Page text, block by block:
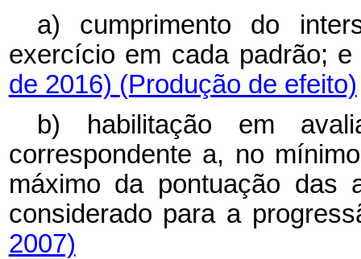
a) cumprimento do
exercício em cada padrão;
de 2016) (Produção de efeito)
b) habilitação em
correspondente a, no
máximo da pontuação das
considerado para a
2007)